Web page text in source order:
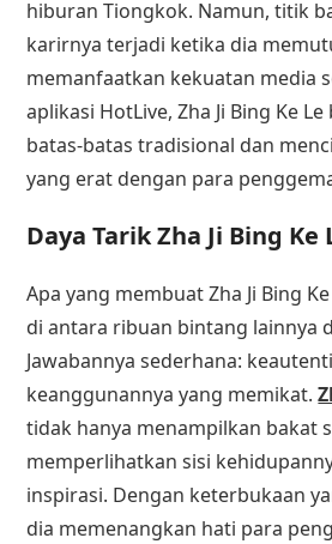
hiburan Tiongkok. Namun, titik
karirnya terjadi ketika dia
memanfaatkan kekuatan media
aplikasi HotLive, Zha Ji Bing Ke
batas-batas tradisional dan
yang erat dengan para
Daya Tarik Zha Ji Bing Ke
Apa yang membuat Zha Ji Bing
di antara ribuan bintang lainnya
Jawabannya sederhana:
keanggunannya yang memikat.
tidak hanya menampilkan bakat
memperlihatkan sisi
inspirasi. Dengan keterbukaan
dia memenangkan hati para